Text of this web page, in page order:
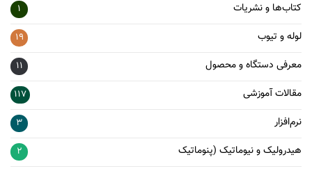
کتاب‌ها و نشریات 1
لوله و تیوب 19
معرفی دستگاه و محصول 11
مقالات آموزشی 117
نرم‌افزار 3
هیدرولیک و نیوماتیک (پنوماتیک 2